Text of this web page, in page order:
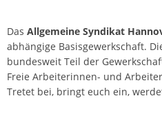
Das Allgemeine Syndikat
abhängige Basis­gewerkschaft.
bundesweit Teil der
Freie Arbeiterinnen- und
Tretet bei, bringt euch ein,